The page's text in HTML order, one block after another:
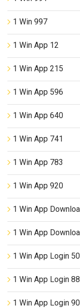
1 Win 997
1 Win App 12
1 Win App 215
1 Win App 596
1 Win App 640
1 Win App 741
1 Win App 783
1 Win App 920
1 Win App
1 Win App
1 Win App Login
1 Win App Login
1 Win App Login